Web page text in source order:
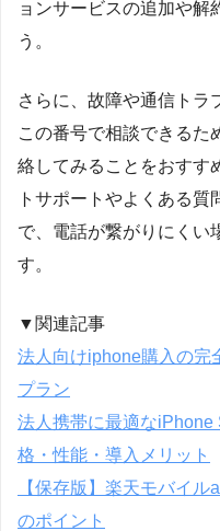
ョンサービスの追加や解
う。
さらに、故障や通信トラ
この番号で相談できるた
絡してみることをおすす
トサポートやよくある
で、電話が繋がりにくい
す。
▼関連記事
法人向けiphone購入の完
プラン
法人携帯に最適なiPhone
格・性能・導入メリット
【保存版】楽天モバイ
のポイント